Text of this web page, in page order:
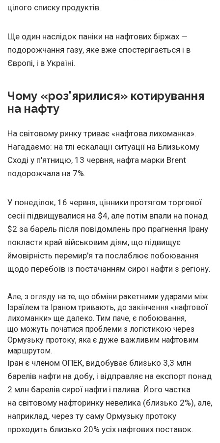
цілого списку продуктів.
Ще один наслідок паніки на нафтових біржах —
подорожчання газу, яке вже спостерігається і в
Європі, і в Україні.
Чому «роз'ярилися» котирування
на нафту
На світовому ринку триває «нафтова лихоманка».
Нагадаємо: на тлі ескалації ситуації на Близькому
Сході у п'ятницю, 13 червня, нафта марки Brent
подорожчала на 7%.
У понеділок, 16 червня, цінники протягом торгової
сесії підвищувалися на $4, але потім впали на понад
$2 за барель після повідомлень про прагнення Ірану
покласти край військовим діям, що підвищує
ймовірність перемир'я та послаблює побоювання
щодо перебоїв із постачанням сирої нафти з регіону.
Але, з огляду на те, що обміни ракетними ударами між
Ізраїлем та Іраном тривають, до закінчення «нафтової
лихоманки» ще далеко. Тим паче, є побоювання,
що можуть початися проблеми з логістикою через
Ормузьку протоку, яка є дуже важливим нафтовим
маршрутом.
Іран є членом ОПЕК, видобуває близько 3,3 млн
барелів нафти на добу, і відправляє на експорт понад
2 млн барелів сирої нафти і палива. Його частка
на світовому нафторинку невелика (близько 2%), але,
наприклад, через ту саму Ормузьку протоку
проходить близько 20% усіх нафтових поставок.